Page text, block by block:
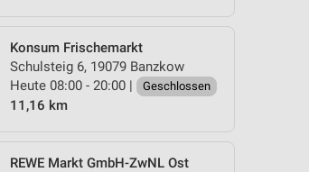
Konsum Frischemarkt
Schulsteig 6, 19079 Banzkow
Heute 08:00 - 20:00 |
Geschlossen
11,16 km
REWE Markt GmbH-ZwNL Ost